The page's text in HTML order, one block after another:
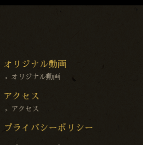
オリジナル動画
オリジナル動画
アクセス
アクセス
プライバシーポリシー